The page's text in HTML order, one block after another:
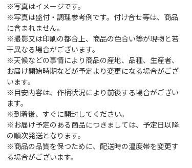
※写真はイメージです。
※写真は盛付・調理参考例です。付け合せ等は、商品
に含まれません。
※撮影又は印刷の都合上、商品の色合い等が現物と若
干異なる場合がございます。
※天候などの事情により商品の産地、品種、生産者、
お届け開始時期などが予定より変更になる場合がござ
います。
※目安内容は、作柄状況により前後する場合がござい
ます。
※到着後、すぐに開封してください。
※お届け予定のある商品につきましては、予定日以降
の順次発送となります。
※商品の品質を保つために、配送時の温度帯を変更す
る場合がございます。